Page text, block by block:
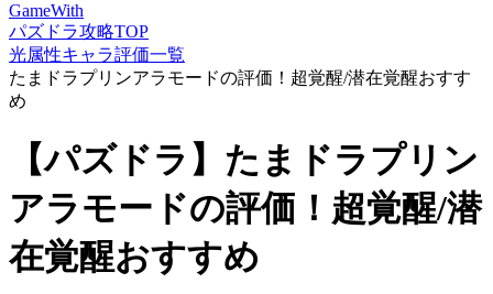
GameWith
パズドラ攻略TOP
光属性キャラ評価一覧
たまドラプリンアラモードの評価！超覚醒/潜在覚醒おすす
め
【パズドラ】たまドラプリン
アラモードの評価！超覚醒/潜
在覚醒おすすめ